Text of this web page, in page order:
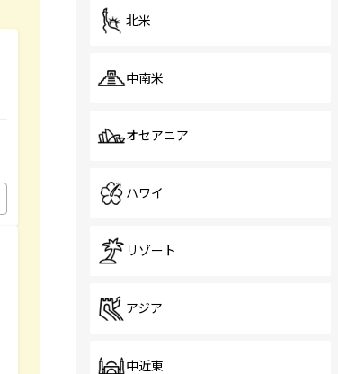
北米
中南米
オセアニア
ハワイ
リゾート
アジア
中近東